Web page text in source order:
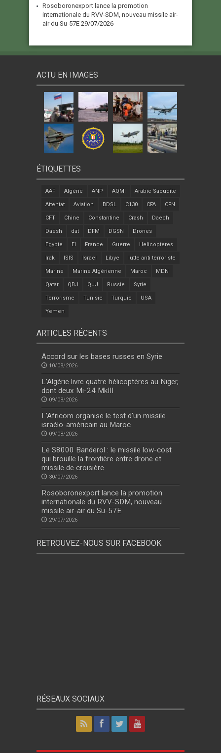
Rosoboronexport lance la promotion
internationale du RVV-SDM, nouveau missile air-
air du Su-57E 29/07/2026
ACTU EN IMAGES
ÉTIQUETTES
AAF Algérie ANP AQMI Arabie Saoudite
Attentat Aviation BDSL C130 CFA CFN
CFT Chine Constantine Crash Daech
Daesh dat DFM DGSN Drones
Egypte EI France Guerre Helicopteres
Irak ISIS Israel Libye lutte anti terroriste
Marine Marine Algérienne Maroc MDN
Qatar QBJ QJJ Russie Syrie
Terrorisme Tunisie Turquie USA
Yemen
ARTICLES RÉCENTS
Accord sur les bases russes en Syrie
10/08/2026
L’Algérie livre quatre hélicoptères au Niger,
dont deux Mi-24 MkIII
09/08/2026
L’Africom organise le test d’un missile
israélo-américain au Maroc
09/08/2026
Le S8000 Banderol : le missile low-cost
qui brouille la frontière entre drone et
missile de croisière
30/07/2026
Rosoboronexport lance la promotion
internationale du RVV-SDM, nouveau
missile air-air du Su-57E
29/07/2026
RETROUVEZ-NOUS SUR FACEBOOK
RÉSEAUX SOCIAUX